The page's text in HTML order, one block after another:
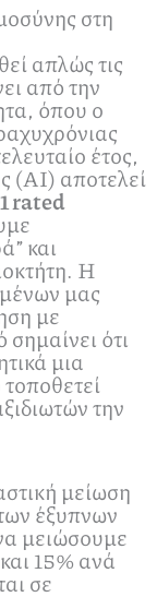
στη
απλώς τις
από την
όπου ο
έτος,
(AI) αποτελεί
rated
και
Η
μας
με
ότι
μια
την
μείωση
έξυπνων
μειώσουμε
15% ανά
σε